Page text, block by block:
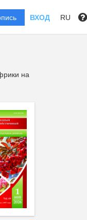
ВХОД RU
на